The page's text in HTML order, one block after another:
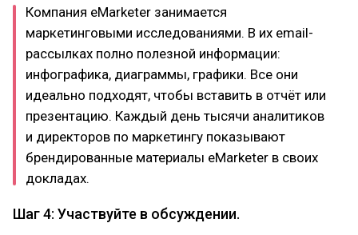
Компания eMarketer занимается
маркетинговыми исследованиями. В их email-
рассылках полно полезной информации:
инфографика, диаграммы, графики. Все они
идеально подходят, чтобы вставить в отчёт или
презентацию. Каждый день тысячи аналитиков
и директоров по маркетингу показывают
брендированные материалы eMarketer в своих
докладах.
Шаг 4: Участвуйте в обсуждении.